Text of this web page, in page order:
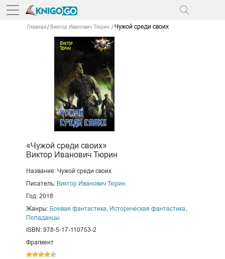
Главная Виктор Иванович Тюрин Чужой среди своих
«Чужой среди своих»
Виктор Иванович Тюрин
Название: Чужой среди своих
Писатель: Виктор Иванович Тюрин
Год: 2018
Жанры: Боевая фантастика Историческая фантастика
Попаданцы
ISBN: 978-5-17-110753-2
Фрагмент